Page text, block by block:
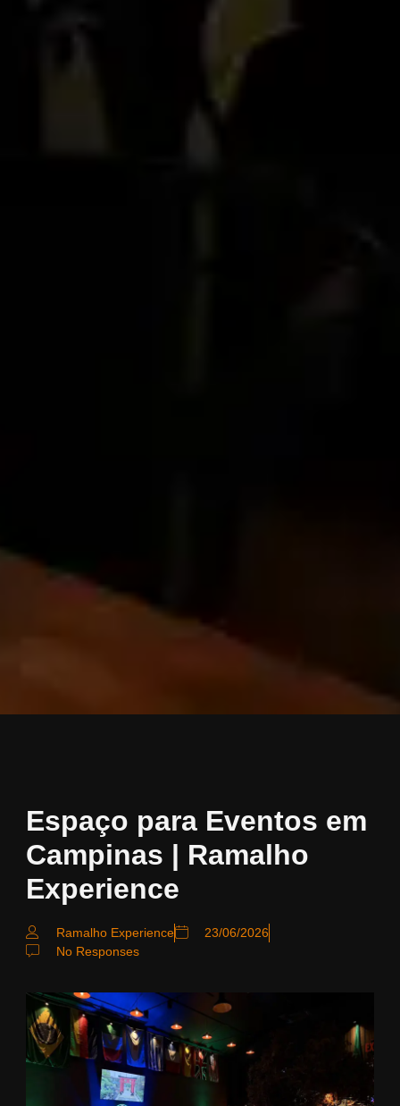
Espaço para Eventos em
Campinas | Ramalho
Experience
Ramalho Experience
23/06/2026
No Responses